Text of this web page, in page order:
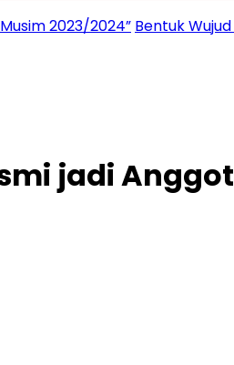
2023/2024” Bentuk
jadi